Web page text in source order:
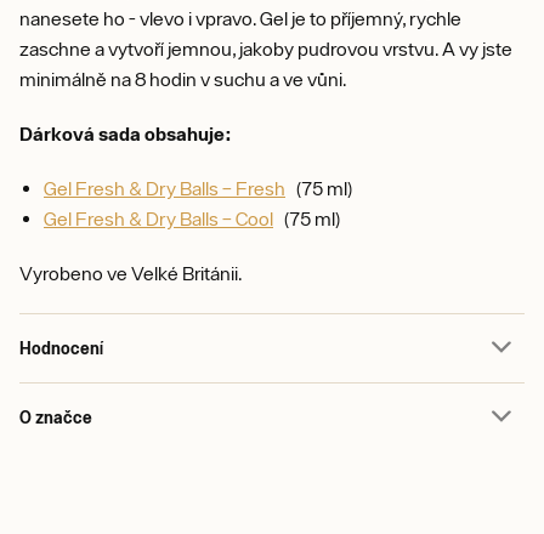
nanesete ho - vlevo i vpravo. Gel je to příjemný, rychle
zaschne a vytvoří jemnou, jakoby pudrovou vrstvu. A vy jste
minimálně na 8 hodin v suchu a ve vůni.
Dárková sada obsahuje:
Gel Fresh & Dry Balls – Fresh (75 ml)
Gel Fresh & Dry Balls – Cool (75 ml)
Vyrobeno ve Velké Británii.
Hodnocení
O značce